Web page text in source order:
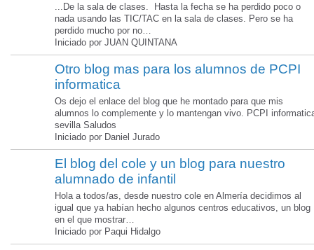
...De la sala de clases. Hasta la fecha se ha perdido poco o
nada usando las TIC/TAC en la sala de clases. Pero se ha
perdido mucho por no…
Iniciado por JUAN QUINTANA
Otro blog mas para los alumnos de PCPI
informatica
Os dejo el enlace del blog que he montado para que mis
alumnos lo complemente y lo mantengan vivo. PCPI
sevilla Saludos
Iniciado por Daniel Jurado
El blog del cole y un blog para nuestro
alumnado de infantil
Hola a todos/as, desde nuestro cole en Almería decidimos al
igual que ya habían hecho algunos centros educativos, un blog
en el que mostrar…
Iniciado por Paqui Hidalgo